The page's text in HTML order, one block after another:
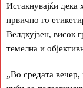
Истакнувајќи
првично го
Велдхујзен, висок
темелна и
„Во средата